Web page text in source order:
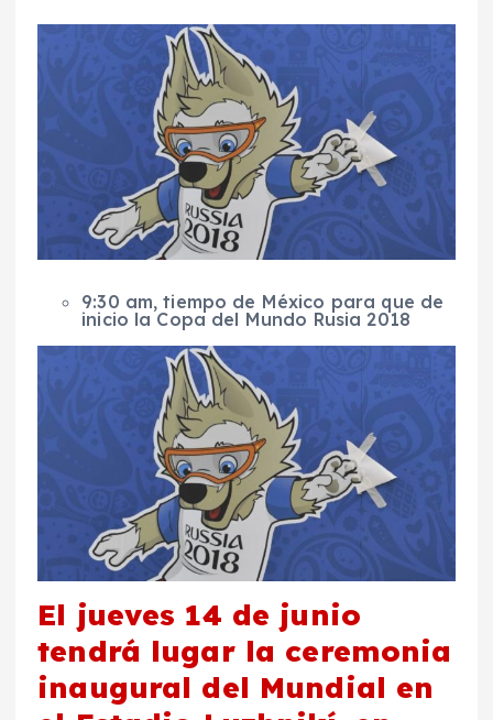
9:30 am, tiempo de México para que de
inicio la Copa del Mundo Rusia 2018
El jueves 14 de junio
tendrá lugar la ceremonia
inaugural del Mundial en